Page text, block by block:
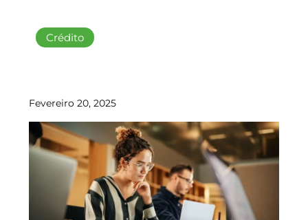
Crédito
Fevereiro 20, 2025